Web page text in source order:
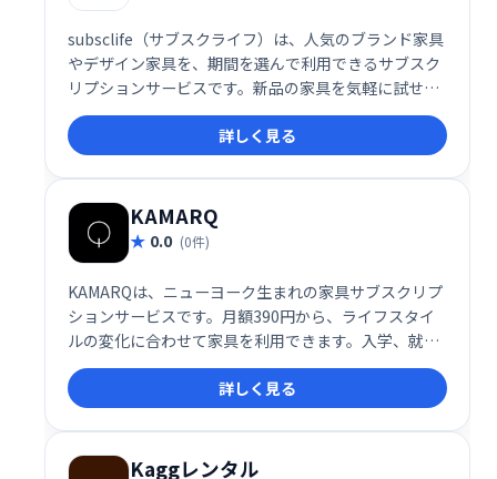
subsclife（サブスクライフ）は、人気のブランド家具
やデザイン家具を、期間を選んで利用できるサブスク
リプションサービスです。新品の家具を気軽に試せる
ので、ライフスタイルの変化や模様替えにも最適。気
に入った家具はそのまま購入することも可能です。手
軽に理想の空間を実現しませんか？
詳しく見る
KAMARQ
0.0 (0件)
KAMARQは、ニューヨーク生まれの家具サブスクリプ
ションサービスです。月額390円から、ライフスタイ
ルの変化に合わせて家具を利用できます。入学、就
職、結婚など、人生の節目に寄り添い、最適な家具を
提供します。引っ越しや模様替えも気軽に楽しめる、
新しい家具との付き合い方を提案します。
詳しく見る
Kaggレンタル